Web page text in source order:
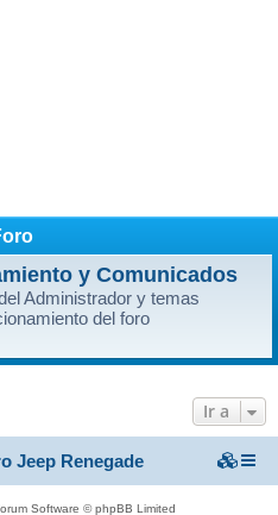
y Comunicados
Administrador y temas
del foro
Ir a
Jeep Renegade
Software © phpBB Limited